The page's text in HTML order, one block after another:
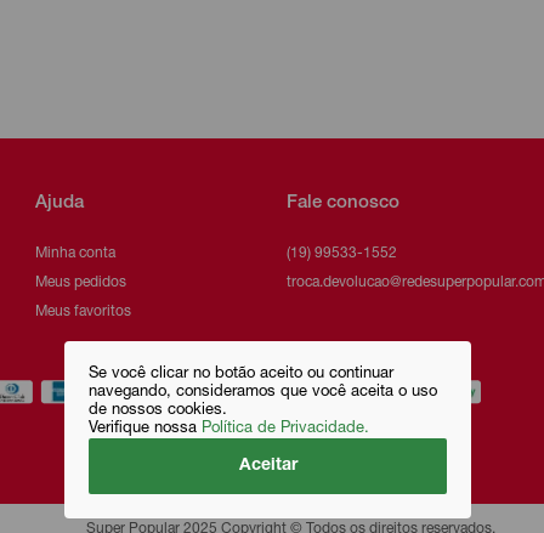
Se você clicar no botão aceito ou continuar
navegando, consideramos que você aceita o uso
de nossos cookies.
Verifique nossa Política de Privacidade.
Aceitar
Ajuda
Minha conta
Meus pedidos
Meus favoritos
Fale conosco
(19) 99533-1552
Super Popular 2025 Copyright © Todos os direitos reservados.